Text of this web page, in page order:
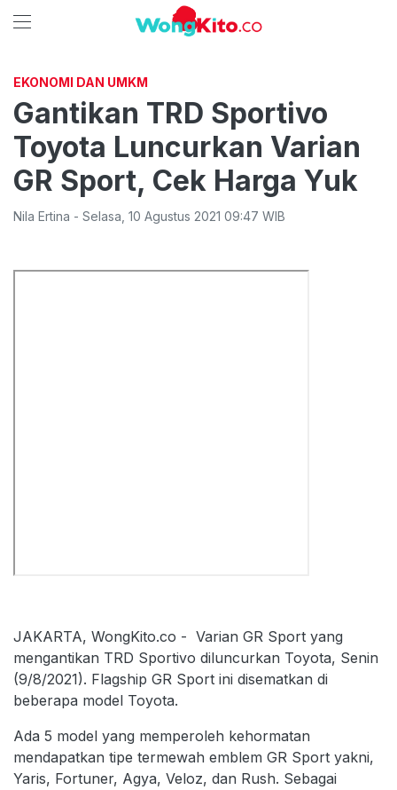
EKONOMI DAN UMKM
Gantikan TRD Sportivo
Toyota Luncurkan Varian
GR Sport, Cek Harga Yuk
Nila Ertina - Selasa 10 Agustus 2021 09:47 WIB
JAKARTA, WongKito.co - Varian GR Sport yang
mengantikan TRD Sportivo diluncurkan Toyota, Senin
(9/8/2021). Flagship GR Sport ini disematkan di
beberapa model Toyota.
Ada 5 model yang memperoleh kehormatan
mendapatkan tipe termewah emblem GR Sport yakni,
Yaris, Fortuner, Agya, Veloz, dan Rush. Sebagai